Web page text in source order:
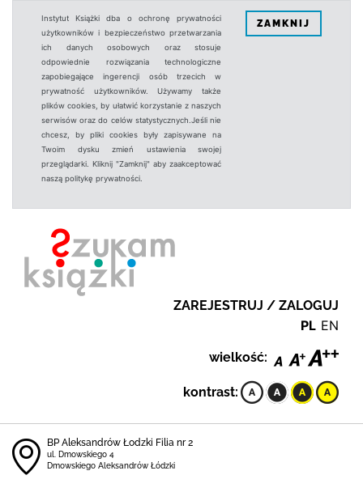
Instytut Książki dba o ochronę prywatności
użytkowników i bezpieczeństwo przetwarzania
ich danych osobowych oraz stosuje
odpowiednie rozwiązania technologiczne
zapobiegające ingerencji osób trzecich w
prywatność użytkowników. Używamy także
plików cookies, by ułatwić korzystanie z naszych
serwisów oraz do celów statystycznych.Jeśli nie
chcesz, by pliki cookies były zapisywane na
Twoim dysku zmień ustawienia swojej
przeglądarki. Kliknij "Zamknij" aby zaakceptować
naszą politykę prywatności.
ZAMKNIJ
ZAREJESTRUJ / ZALOGUJ
PL EN
wielkość:
kontrast:
BP Aleksandrów Łodzki Filia nr 2
ul. Dmowskiego 4
Dmowskiego Aleksandrów Łódzki